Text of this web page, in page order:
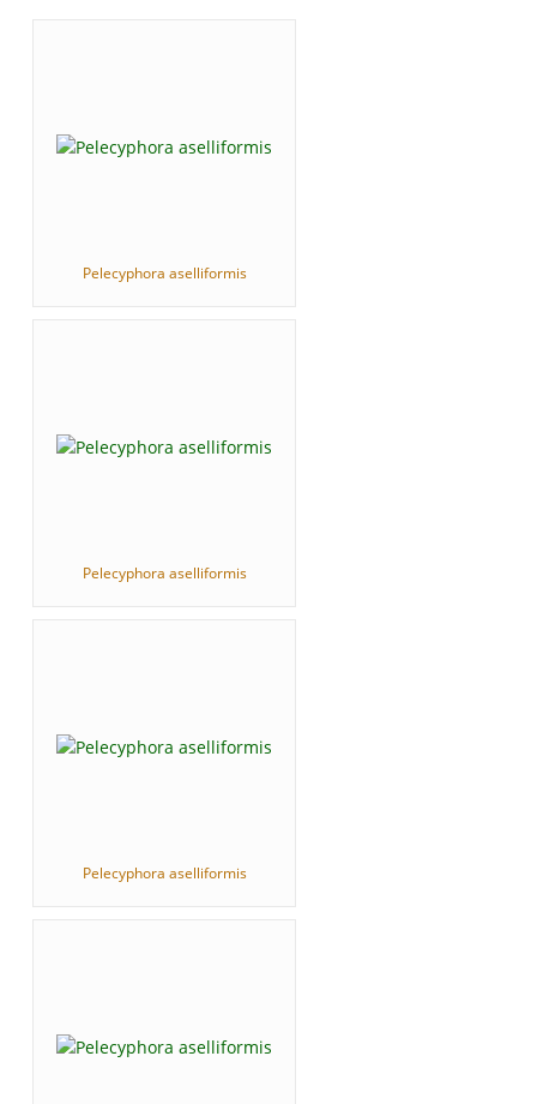
Pelecyphora aselliformis
Pelecyphora aselliformis
Pelecyphora aselliformis